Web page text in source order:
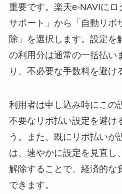
重要です。楽天e-NAVIに
サポート」から「自動リボ
除」を選択します。設定を
の利用分は通常の一括払い
り、不必要な手数料を避け
利用者は申し込み時にこの
不要なリボ払い設定を避け
う。また、既にリボ払いが
は、速やかに設定を見直し
解除することで、経済的な
できます。